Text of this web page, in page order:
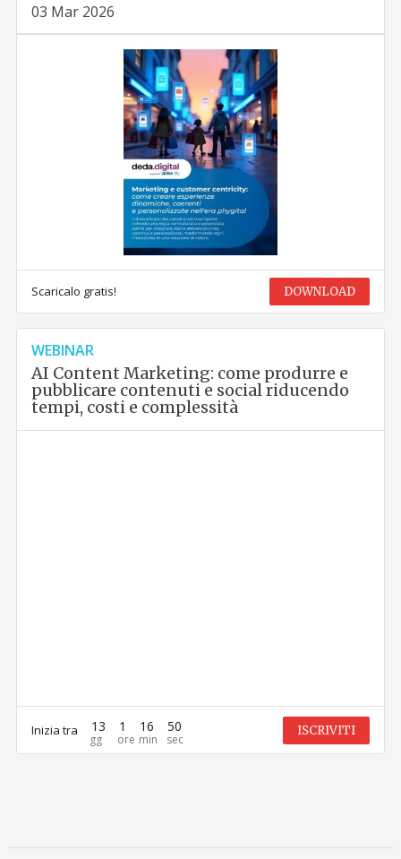
03 Mar 2026
Scaricalo gratis! DOWNLOAD
WEBINAR
AI Content Marketing: come produrre e
pubblicare contenuti e social riducendo
tempi, costi e complessità
Inizia tra 13 1 16 50 ISCRIVITI